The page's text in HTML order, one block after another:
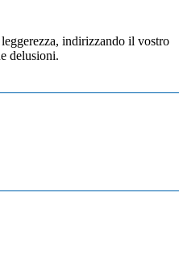
indirizzando il vostro
delusioni.